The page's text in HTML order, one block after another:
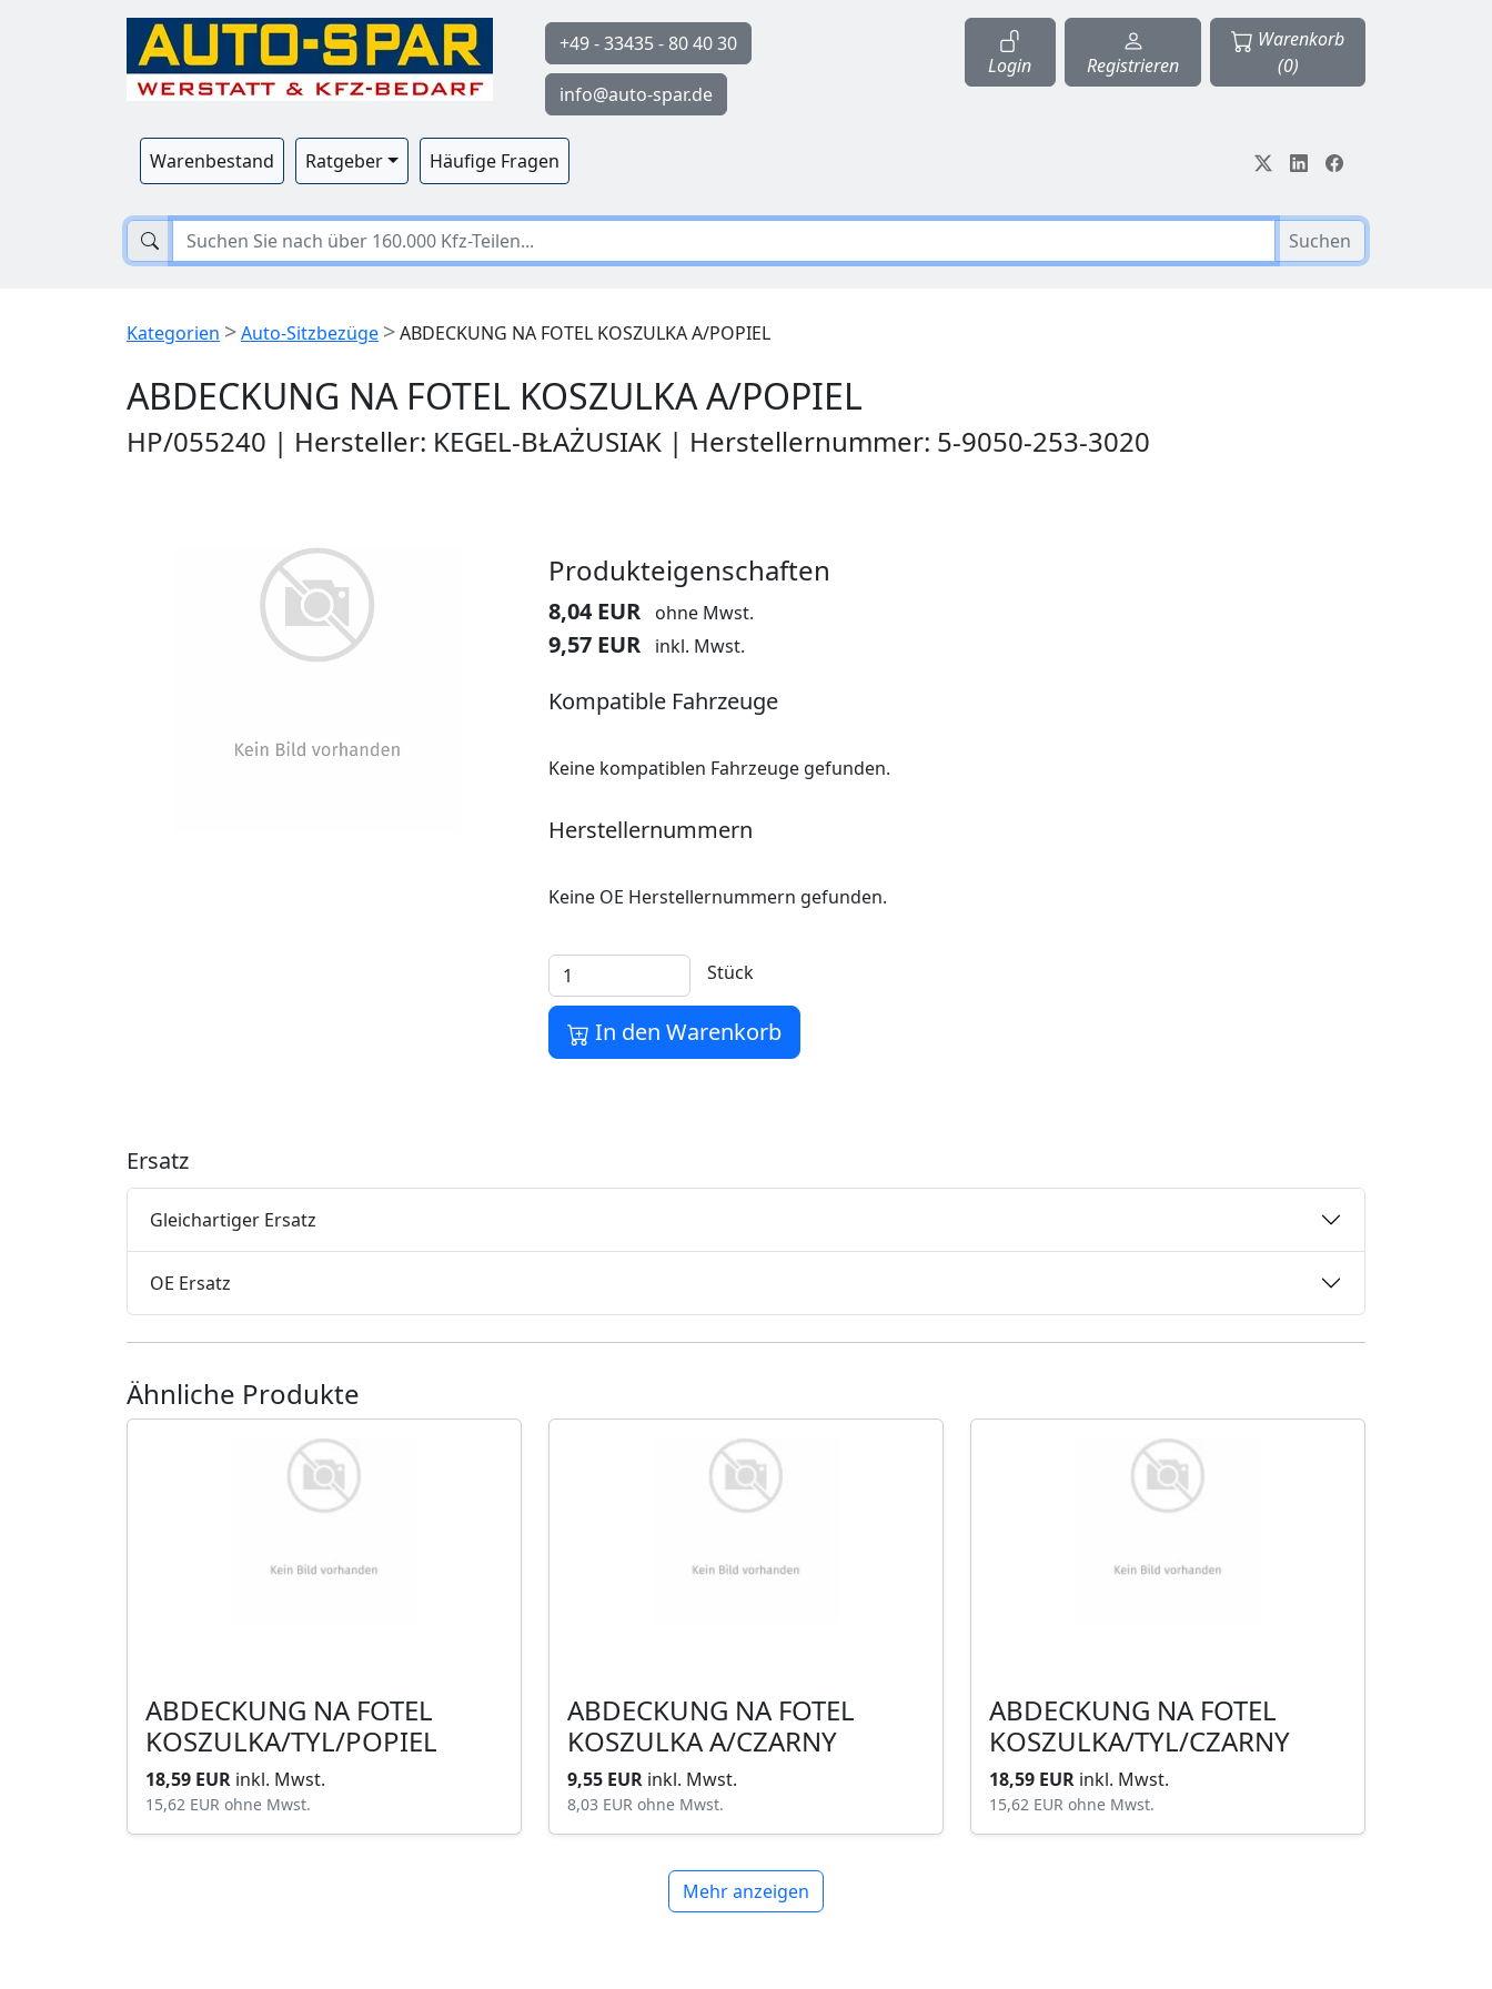
+49 - 33435 - 80 40 30
info@auto-spar.de
Login Registrieren
Warenkorb
(0)
Warenbestand Ratgeber Häufige Fragen
Suchen
Kategorien >Auto-Sitzbezüge >ABDECKUNG NA FOTEL KOSZULKA A/POPIEL
ABDECKUNG NA FOTEL KOSZULKA A/POPIEL
HP/055240 | Hersteller: KEGEL-BŁAŻUSIAK | Herstellernummer: 5-9050-253-3020
Produkteigenschaften
8,04 EUR ohne Mwst.
9,57 EUR inkl. Mwst.
Kompatible Fahrzeuge
Keine kompatiblen Fahrzeuge gefunden.
Herstellernummern
Keine OE Herstellernummern gefunden.
Stück
In den Warenkorb
Ersatz
Gleichartiger Ersatz
OE Ersatz
Ähnliche Produkte
ABDECKUNG NA FOTEL
KOSZULKA/TYL/POPIEL
18,59 EUR inkl. Mwst.
15,62 EUR ohne Mwst.
ABDECKUNG NA FOTEL
KOSZULKA A/CZARNY
9,55 EUR inkl. Mwst.
8,03 EUR ohne Mwst.
ABDECKUNG NA FOTEL
KOSZULKA/TYL/CZARNY
18,59 EUR inkl. Mwst.
15,62 EUR ohne Mwst.
Mehr anzeigen